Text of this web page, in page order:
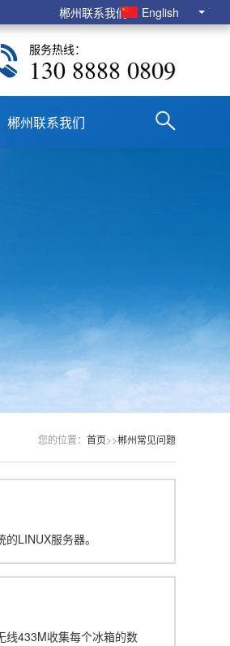
郴州联系我们 English
服务热线：
130 8888 0809
郴州联系我们
您的位置： 首页>>郴州常见问题
LINUX服务器。
线433M收集每个冰箱的数